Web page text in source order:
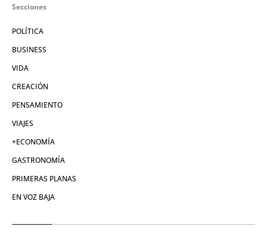
Secciones
POLÍTICA
BUSINESS
VIDA
CREACIÓN
PENSAMIENTO
VIAJES
+ECONOMÍA
GASTRONOMÍA
PRIMERAS PLANAS
EN VOZ BAJA